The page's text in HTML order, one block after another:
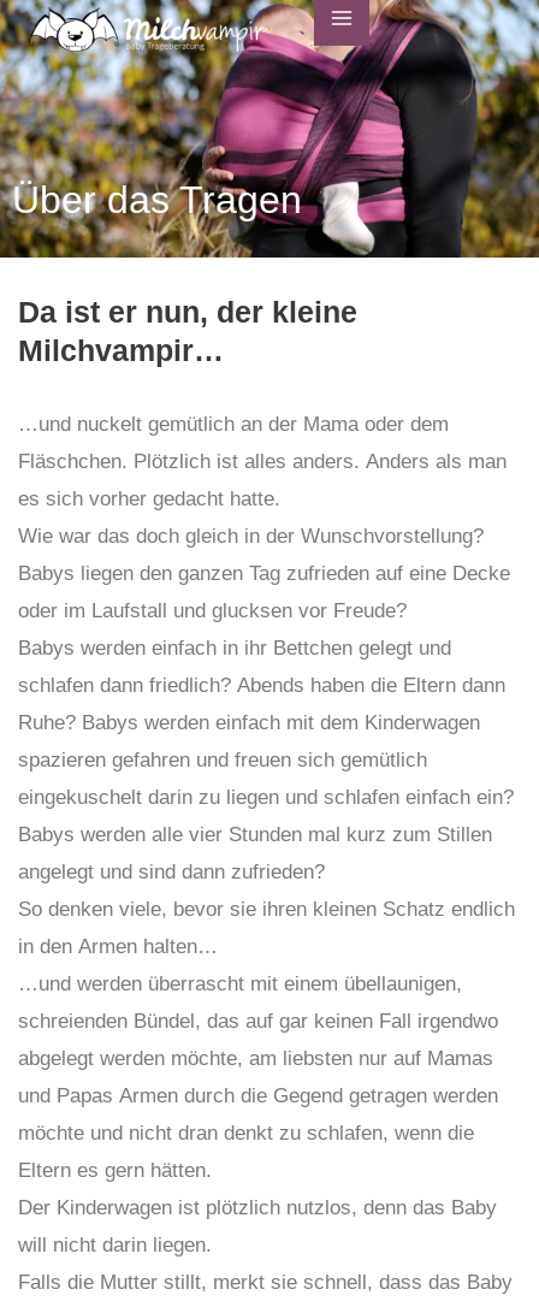
Zum
Inhalt
springen
Menu
Über das Tragen
Da ist er nun, der kleine
Milchvampir…
…und nuckelt gemütlich an der Mama oder dem
Fläschchen. Plötzlich ist alles anders. Anders als man
es sich vorher gedacht hatte.
Wie war das doch gleich in der Wunschvorstellung?
Babys liegen den ganzen Tag zufrieden auf eine Decke
oder im Laufstall und glucksen vor Freude?
Babys werden einfach in ihr Bettchen gelegt und
schlafen dann friedlich? Abends haben die Eltern dann
Ruhe? Babys werden einfach mit dem Kinderwagen
spazieren gefahren und freuen sich gemütlich
eingekuschelt darin zu liegen und schlafen einfach ein?
Babys werden alle vier Stunden mal kurz zum Stillen
angelegt und sind dann zufrieden?
So denken viele, bevor sie ihren kleinen Schatz endlich
in den Armen halten…
…und werden überrascht mit einem übellaunigen,
schreienden Bündel, das auf gar keinen Fall irgendwo
abgelegt werden möchte, am liebsten nur auf Mamas
und Papas Armen durch die Gegend getragen werden
möchte und nicht dran denkt zu schlafen, wenn die
Eltern es gern hätten.
Der Kinderwagen ist plötzlich nutzlos, denn das Baby
will nicht darin liegen.
Falls die Mutter stillt, merkt sie schnell, dass das Baby